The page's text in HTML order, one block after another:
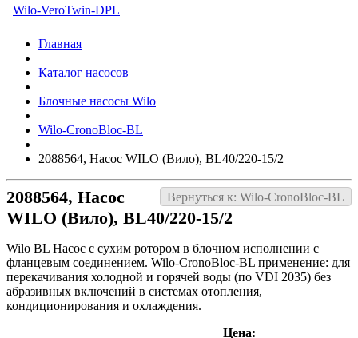
Wilo-VeroTwin-DPL
Главная
Каталог насосов
Блочные насосы Wilo
Wilo-CronoBloc-BL
2088564, Насос WILO (Вило), BL40/220-15/2
Вернуться к: Wilo-CronoBloc-BL
2088564, Насос
WILO (Вило), BL40/220-15/2
Wilo BL Насос с сухим ротором в блочном исполнении с
фланцевым соединением. Wilo-CronoBloc-BL применение: для
перекачивания холодной и горячей воды (по VDI 2035) без
абразивных включений в системах отопления,
кондиционирования и охлаждения.
Цена: